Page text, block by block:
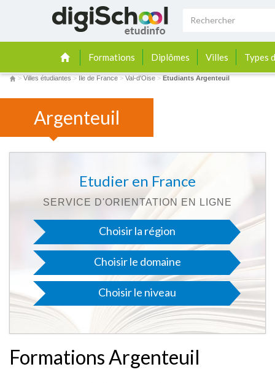
Formations Diplômes Villes Types
> Villes étudiantes > Ile de France > Val-d'Oise > Etudiants Argenteuil
Argenteuil
Etudier en France
SERVICE D'ORIENTATION EN LIGNE
Choisir la région
Choisir le domaine
Choisir le niveau
Formations Argenteuil